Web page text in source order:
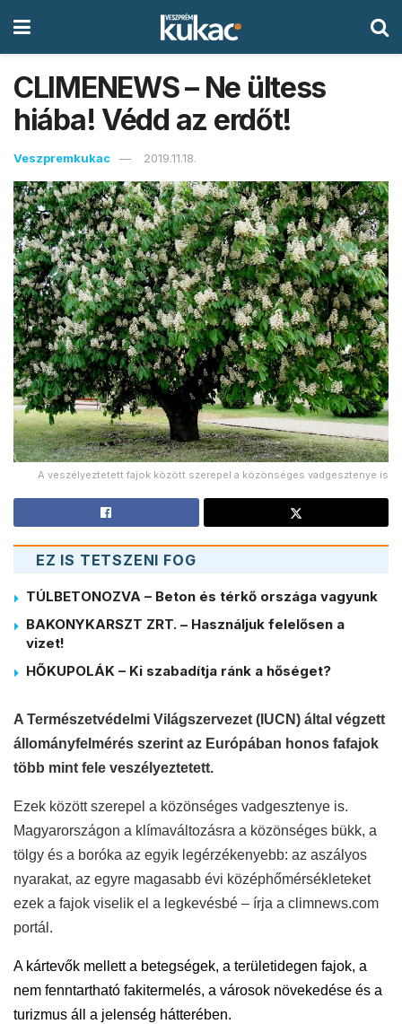
CLIMENEWS – Ne ültess
hiába! Védd az erdőt!
Veszpremkukac 2019.11.18.
A veszélyeztetett fajok között szerepel a közönséges vadgesztenye is
EZ IS TETSZENI FOG
TÚLBETONOZVA – Beton és térkő országa vagyunk
BAKONYKARSZT ZRT. – Használjuk felelősen a
vizet!
HŐKUPOLÁK – Ki szabadítja ránk a hőséget?
A Természetvédelmi Világszervezet (IUCN) által végzett
állományfelmérés szerint az Európában honos fafajok
több mint fele veszélyeztetett.
Ezek között szerepel a közönséges vadgesztenye is.
Magyarországon a klímaváltozásra a közönséges bükk, a
tölgy és a boróka az egyik legérzékenyebb: az aszályos
nyarakat, az egyre magasabb évi középhőmérsékleteket
ezek a fajok viselik el a legkevésbé – írja a climnews.com
portál.
A kártevők mellett a betegségek, a területidegen fajok, a
nem fenntartható fakitermelés, a városok növekedése és a
turizmus áll a jelenség hátterében.